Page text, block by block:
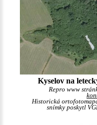
Kyselov na
Repro www
Historická
snímky poskytl